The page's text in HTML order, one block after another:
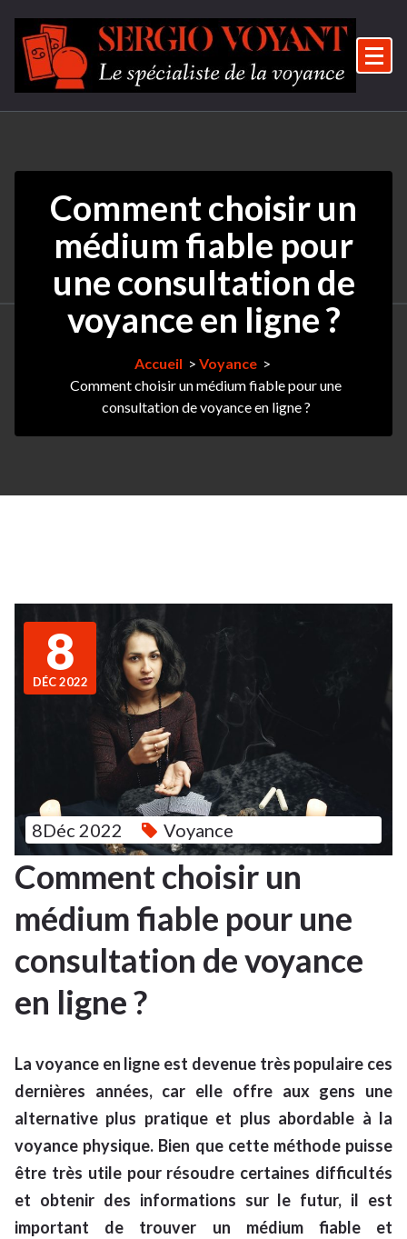
contenu
Comment choisir un
médium fiable pour
une consultation de
voyance en ligne ?
Accueil > Voyance>
Comment choisir un médium fiable pour une
consultation de voyance en ligne ?
8
DÉC 2022
8Déc 2022 Voyance
Comment choisir un
médium fiable pour une
consultation de voyance
en ligne ?
La voyance en ligne est devenue très populaire ces
dernières années, car elle offre aux gens une
alternative plus pratique et plus abordable à la
voyance physique. Bien que cette méthode puisse
être très utile pour résoudre certaines difficultés
et obtenir des informations sur le futur, il est
important de trouver un médium fiable et